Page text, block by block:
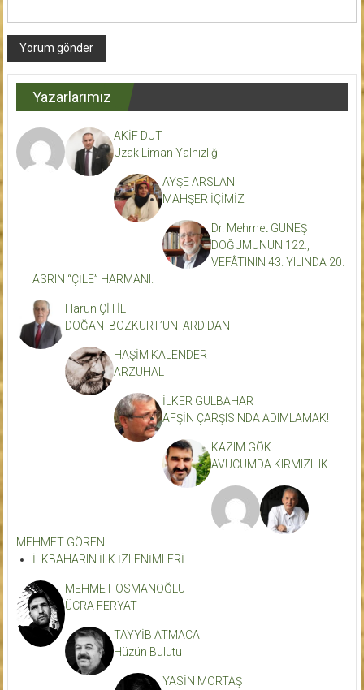
Yazarlarımız
AKİF DUT
Uzak Liman Yalnızlığı
AYŞE ARSLAN
MAHŞER İÇİMİZ
Dr. Mehmet GÜNEŞ
DOĞUMUNUN 122.,
VEFÂTININ 43. YILINDA 20.
ASRIN “ÇİLE” HARMANI.
Harun ÇİTİL
DOĞAN BOZKURT’UN ARDIDAN
HAŞİM KALENDER
ARZUHAL
İLKER GÜLBAHAR
AFŞİN ÇARŞISINDA ADIMLAMAK!
KAZIM GÖK
AVUCUMDA KIRMIZILIK
MEHMET GÖREN
İLKBAHARIN İLK İZLENİMLERİ
MEHMET OSMANOĞLU
ÜCRA FERYAT
TAYYİB ATMACA
Hüzün Bulutu
YASİN MORTAŞ